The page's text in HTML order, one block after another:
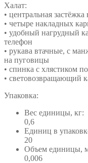
Халат:
• центральная
• четыре накладных
• удобный нагрудный
телефон
• рукава втачные, с
на пуговицы
• спинка с хлястиком
• световозвращающий
Упаковка:
Вес единицы, кг:
0,6
Единиц в
20
Объем единицы,
0,006